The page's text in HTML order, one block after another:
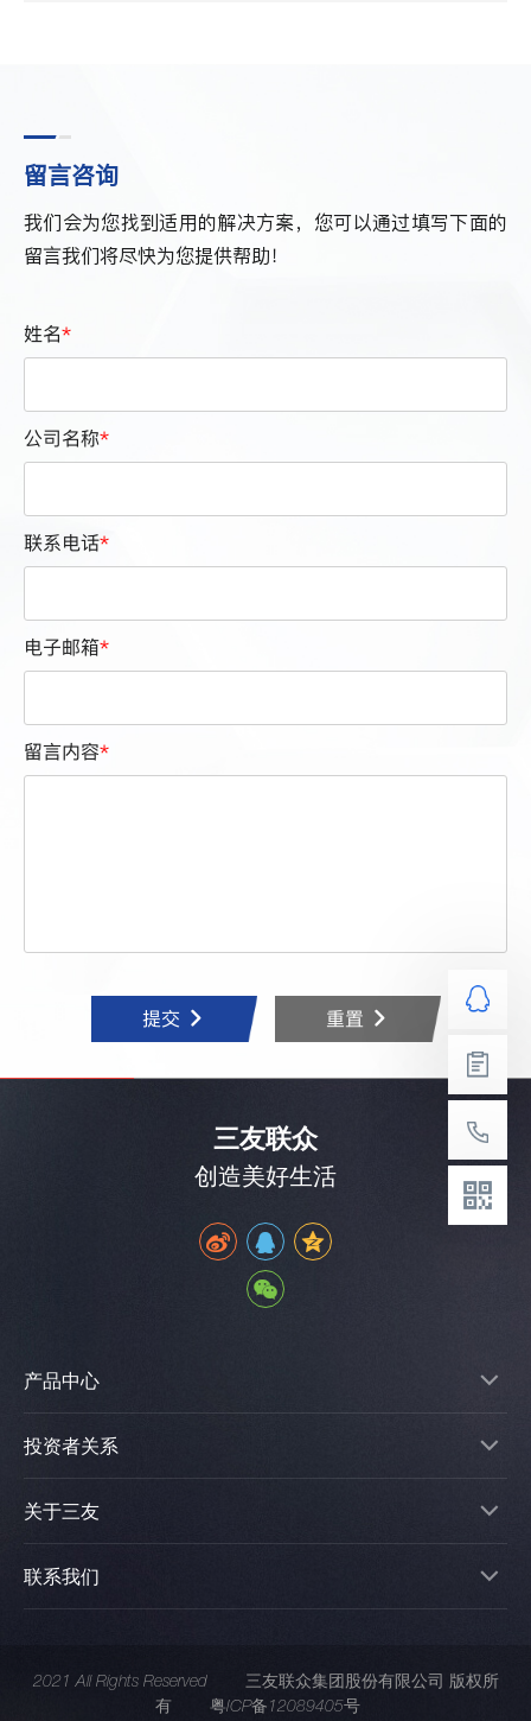
留言咨询
我们会为您找到适用的解决方案，您可以通过填写下面的
留言我们将尽快为您提供帮助！
姓名*
公司名称*
联系电话*
电子邮箱*
留言内容*
提交 重置
三友联众
创造美好生活
产品中心
投资者关系
关于三友
联系我们
2021 All Rights Reserved
三友联众集团股份有限公司 版权所
有
粤ICP备12089405号